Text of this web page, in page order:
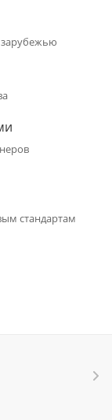
зарубежью
стандартам